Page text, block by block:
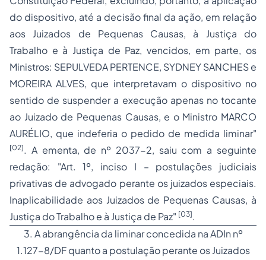
do dispositivo, até a decisão final da ação, em relação
aos Juizados de Pequenas Causas, à Justiça do
Trabalho e à Justiça de Paz, vencidos, em parte, os
Ministros: SEPULVEDA PERTENCE, SYDNEY SANCHES e
MOREIRA ALVES, que interpretavam o dispositivo no
sentido de suspender a execução apenas no tocante
ao Juizado de Pequenas Causas, e o Ministro MARCO
AURÉLIO, que indeferia o pedido de medida liminar"
[02]. A ementa, de nº 2037-2, saiu com a seguinte
redação: "Art. 1º, inciso I – postulações judiciais
privativas de advogado perante os juizados especiais.
Inaplicabilidade aos Juizados de Pequenas Causas, à
Justiça do Trabalho e à Justiça de Paz" [03].
3. A abrangência da liminar concedida na ADIn nº
1.127-8/DF quanto a postulação perante os Juizados